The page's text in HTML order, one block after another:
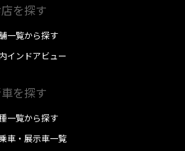
を探す
一覧から探す
インドアビュー
を探す
一覧から探す
車・展示車一覧